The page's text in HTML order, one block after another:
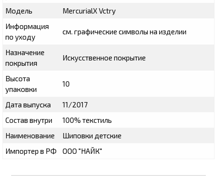
Модель
MercurialX Vctry
Информация
по уходу
см. графические символы на изделии
Назначение
покрытия
Искусственное покрытие
Высота
упаковки
10
Дата выпуска
11/2017
Состав внутри
100% текстиль
Наименование
Шиповки детские
Импортер в РФ
ООО "НАЙК"